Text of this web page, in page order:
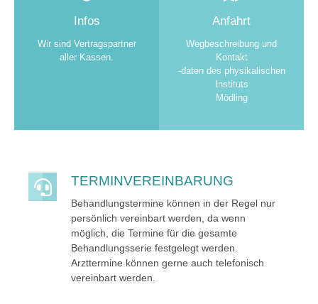
Infos
Wir sind Vertragspartner
aller Kassen.
Anfahrt
Wegbeschreibung und
Kontakt
-daten des physikalischen
Instituts
Mödling
TERMINVEREINBARUNG
Behandlungstermine können in der Regel nur
persönlich vereinbart werden, da wenn
möglich, die Termine für die gesamte
Behandlungsserie festgelegt werden.
Arzttermine können gerne auch telefonisch
vereinbart werden.